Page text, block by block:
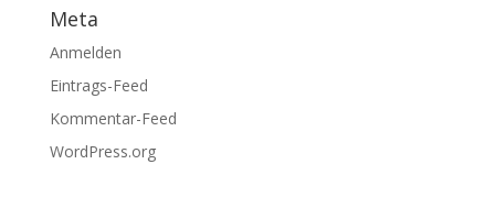
Meta
Anmelden
Eintrags-Feed
Kommentar-Feed
WordPress.org